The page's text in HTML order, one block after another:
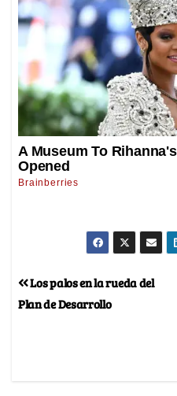
Los palos en la rueda del
Plan de Desarrollo